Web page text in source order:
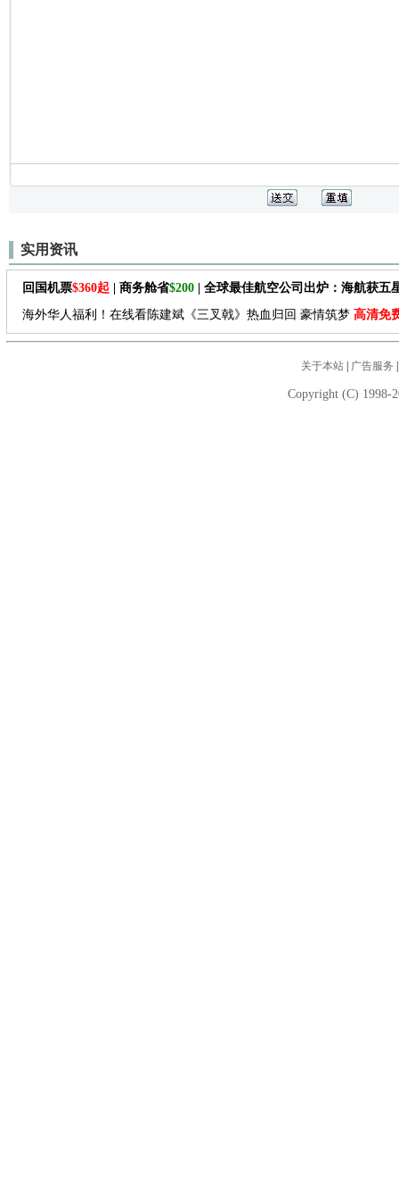
实用资讯
回国机票$360起 | 商务舱省$200 | 全球最佳航空公司出炉：海航获五
海外华人福利！在线看陈建斌《三叉戟》热血归回 豪情筑梦 高清免
关于本站| 广告服务
Copyright (C) 1998-